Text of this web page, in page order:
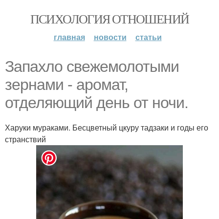
ПСИХОЛОГИЯ ОТНОШЕНИЙ
главная новости статьи
Запахло свежемолотыми
зернами - аромат,
отделяющий день от ночи.
Харуки мураками. Бесцветный цкуру тадзаки и годы его
странствий